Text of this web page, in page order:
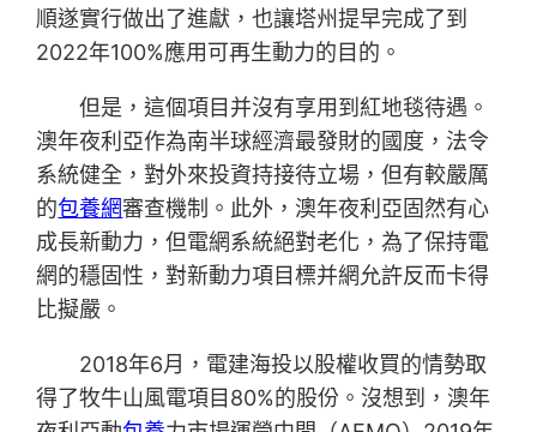
順遂實行做出了進獻，也讓塔州提早完成了到
2022年100%應用可再生動力的目的。
但是，這個項目并沒有享用到紅地毯待遇。
澳年夜利亞作為南半球經濟最發財的國度，法令
系統健全，對外來投資持接待立場，但有較嚴厲
的包養網審查機制。此外，澳年夜利亞固然有心
成長新動力，但電網系統絕對老化，為了保持電
網的穩固性，對新動力項目標并網允許反而卡得
比擬嚴。
2018年6月，電建海投以股權收買的情勢取
得了牧牛山風電項目80%的股份。沒想到，澳年